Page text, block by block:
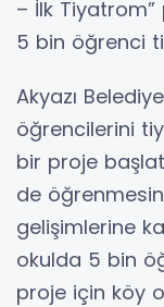
– İlk
5 bin öğrenci
Akyazı
öğrencilerini
bir proje
de
gelişimlerine
okulda 5 bin
proje için köy